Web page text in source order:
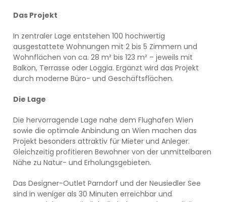
Das Projekt
In zentraler Lage entstehen 100 hochwertig
ausgestattete Wohnungen mit 2 bis 5 Zimmern und
Wohnflächen von ca. 28 m² bis 123 m² – jeweils mit
Balkon, Terrasse oder Loggia. Ergänzt wird das Projekt
durch moderne Büro- und Geschäftsflächen.
Die Lage
Die hervorragende Lage nahe dem Flughafen Wien
sowie die optimale Anbindung an Wien machen das
Projekt besonders attraktiv für Mieter und Anleger.
Gleichzeitig profitieren Bewohner von der unmittelbaren
Nähe zu Natur- und Erholungsgebieten.
Das Designer-Outlet Parndorf und der Neusiedler See
sind in weniger als 30 Minuten erreichbar und